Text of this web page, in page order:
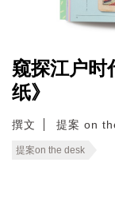
窥探江户
纸》
撰文 提案 on
提案on the desk